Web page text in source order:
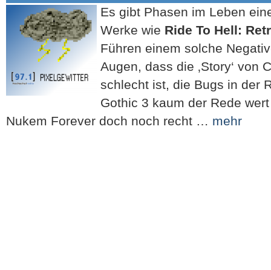
Es gibt Phasen im Leben
Werke wie Ride To Hell:
Führen einem solche
Augen, dass die ‚Story‘ von
schlecht ist, die Bugs in der
Gothic 3 kaum der Rede
Nukem Forever doch noch recht … mehr